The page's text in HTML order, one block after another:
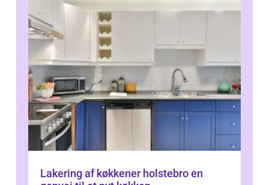
Lakering af køkkener holstebro en